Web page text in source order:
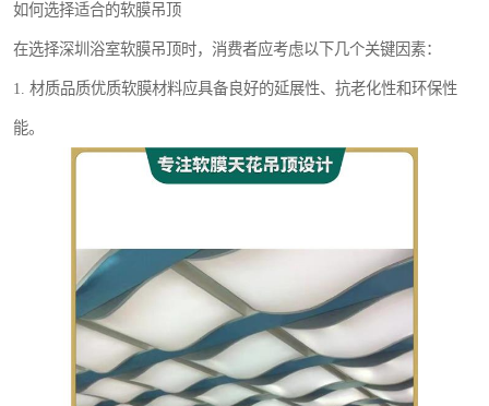
如何选择适合的软膜吊顶
在选择深圳浴室软膜吊顶时，消费者应考虑以下几个关键因素：
1. 材质品质优质软膜材料应具备良好的延展性、抗老化性和环保性
能。